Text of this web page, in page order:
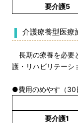
要介護5
介護療養型医療
長期の療養を必要
護・リハビリテーシ
●費用のめやす（30
要介護1